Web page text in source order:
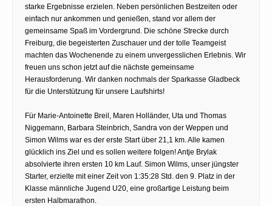
starke Ergebnisse erzielen. Neben persönlichen Bestzeiten oder
einfach nur ankommen und genießen, stand vor allem der
gemeinsame Spaß im Vordergrund. Die schöne Strecke durch
Freiburg, die begeisterten Zuschauer und der tolle Teamgeist
machten das Wochenende zu einem unvergesslichen Erlebnis. Wir
freuen uns schon jetzt auf die nächste gemeinsame
Herausforderung. Wir danken nochmals der Sparkasse Gladbeck
für die Unterstützung für unsere Laufshirts!
Für Marie-Antoinette Breil, Maren Holländer, Uta und Thomas
Niggemann, Barbara Steinbrich, Sandra von der Weppen und
Simon Wilms war es der erste Start über 21,1 km. Alle kamen
glücklich ins Ziel und es sollen weitere folgen! Antje Brylak
absolvierte ihren ersten 10 km Lauf. Simon Wilms, unser jüngster
Starter, erzielte mit einer Zeit von 1:35:28 Std. den 9. Platz in der
Klasse männliche Jugend U20, eine großartige Leistung beim
ersten Halbmarathon.